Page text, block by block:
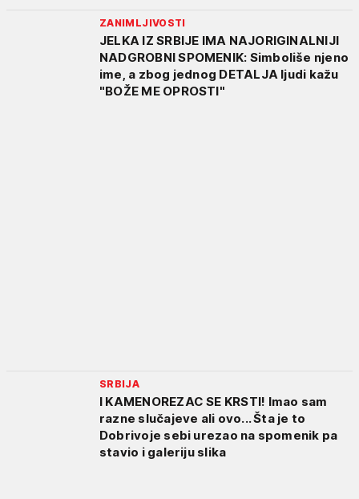
ZANIMLJIVOSTI
JELKA IZ SRBIJE IMA NAJORIGINALNIJI
NADGROBNI SPOMENIK: Simboliše njeno
ime, a zbog jednog DETALJA ljudi kažu
"BOŽE ME OPROSTI"
SRBIJA
I KAMENOREZAC SE KRSTI! Imao sam
razne slučajeve ali ovo... Šta je to
Dobrivoje sebi urezao na spomenik pa
stavio i galeriju slika